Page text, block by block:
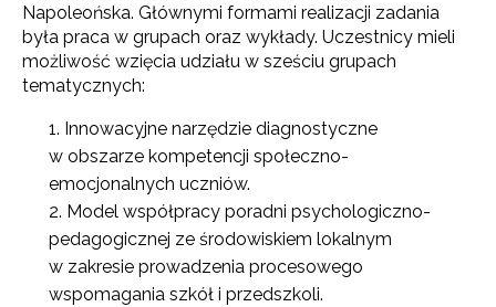
Napoleońska. Głównymi formami realizacji zadania
była praca w grupach oraz wykłady. Uczestnicy mieli
możliwość wzięcia udziału w sześciu grupach
tematycznych:
Innowacyjne narzędzie diagnostyczne
w obszarze kompetencji społeczno-
emocjonalnych uczniów.
Model współpracy poradni psychologiczno-
pedagogicznej ze środowiskiem lokalnym
w zakresie prowadzenia procesowego
wspomagania szkół i przedszkoli.